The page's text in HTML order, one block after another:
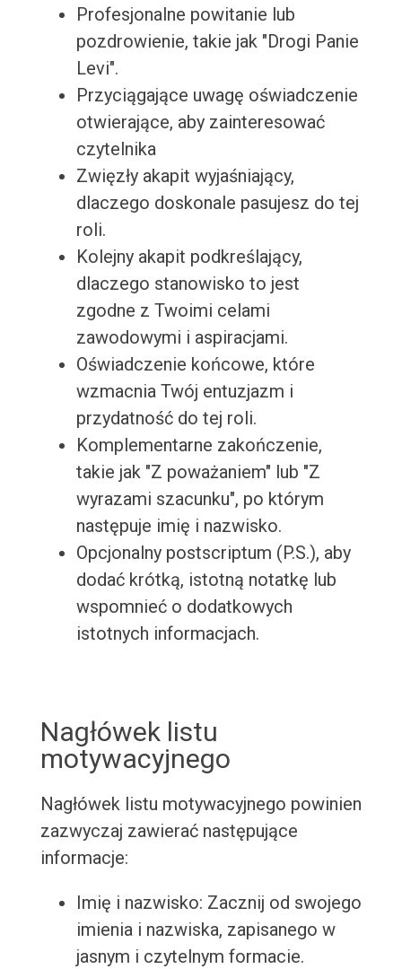
Profesjonalne powitanie lub
pozdrowienie, takie jak "Drogi Panie
Levi".
Przyciągające uwagę oświadczenie
otwierające, aby zainteresować
czytelnika
Zwięzły akapit wyjaśniający,
dlaczego doskonale pasujesz do tej
roli.
Kolejny akapit podkreślający,
dlaczego stanowisko to jest
zgodne z Twoimi celami
zawodowymi i aspiracjami.
Oświadczenie końcowe, które
wzmacnia Twój entuzjazm i
przydatność do tej roli.
Komplementarne zakończenie,
takie jak "Z poważaniem" lub "Z
wyrazami szacunku", po którym
następuje imię i nazwisko.
Opcjonalny postscriptum (P.S.), aby
dodać krótką, istotną notatkę lub
wspomnieć o dodatkowych
istotnych informacjach.
Nagłówek listu
motywacyjnego
Nagłówek listu motywacyjnego powinien
zazwyczaj zawierać następujące
informacje:
Imię i nazwisko: Zacznij od swojego
imienia i nazwiska, zapisanego w
jasnym i czytelnym formacie.